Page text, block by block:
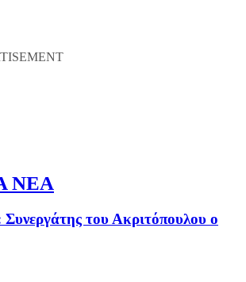
ΝΕΑ
του Ακριτόπουλου ο